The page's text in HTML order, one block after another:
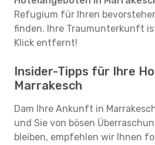
Refugium für Ihren
finden. Ihre Traumunterkunft
Klick entfernt!
Insider-Tipps für Ihre
Marrakesch
Dam Ihre Ankunft in
und Sie von bösen
bleiben, empfehlen wir Ihnen